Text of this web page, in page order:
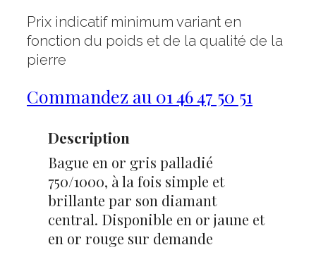
Prix indicatif minimum variant en
fonction du poids et de la qualité de la
pierre
Commandez au 01 46 47 50 51
Description
Bague en or gris palladié
750/1000, à la fois simple et
brillante par son diamant
central. Disponible en or jaune et
en or rouge sur demande